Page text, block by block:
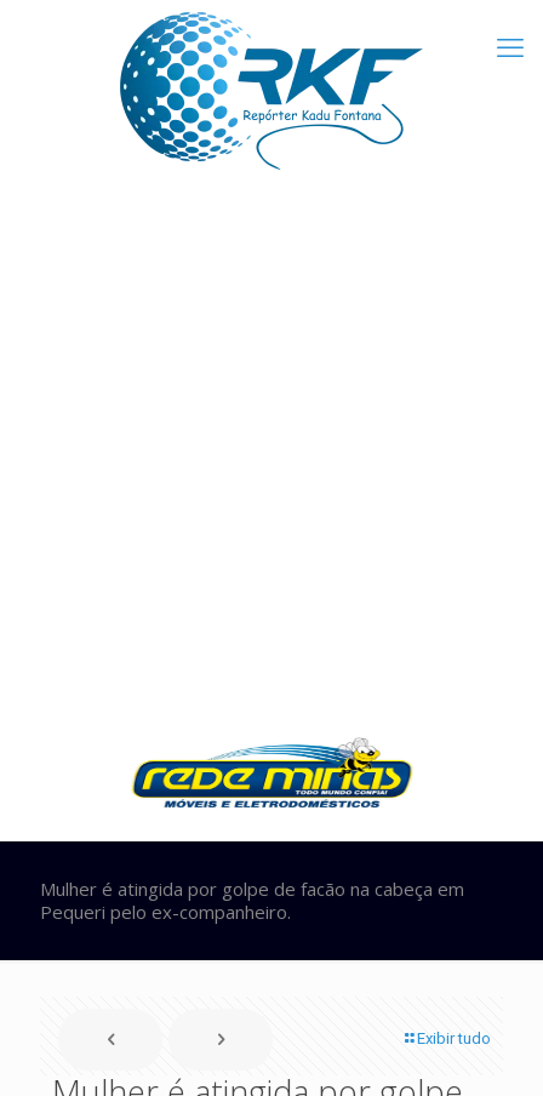
Mulher é atingida por golpe de facão na cabeça em
Pequeri pelo ex-companheiro.
Exibir tudo